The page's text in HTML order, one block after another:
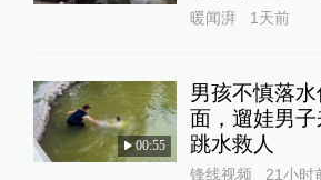
暖闻湃 1天前
00:55
男孩不慎落
面，遛娃男
跳水救人
锋线视频 21小时